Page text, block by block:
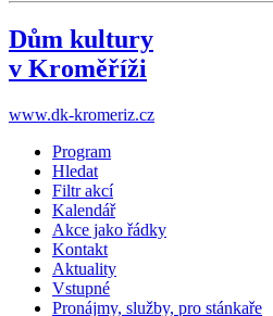
Dům kultury
v Kroměříži
www.dk-kromeriz.cz
Program
Hledat
Filtr akcí
Kalendář
Akce jako řádky
Kontakt
Aktuality
Vstupné
Pronájmy, služby, pro stánkaře